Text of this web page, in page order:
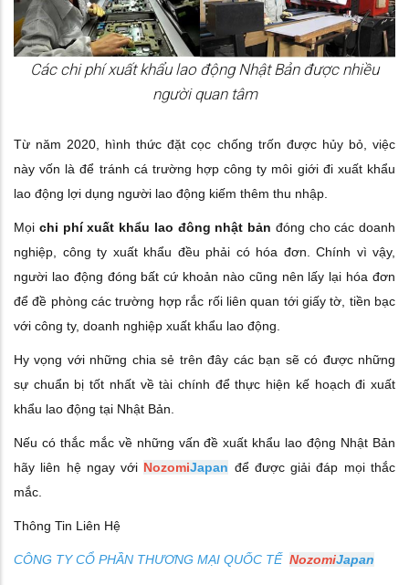
Các chi phí xuất khẩu lao động Nhật Bản được nhiều
người quan tâm
Từ năm 2020, hình thức đặt cọc chống trốn được hủy bỏ, việc
này vốn là để tránh cá trường hợp công ty môi giới đi xuất khẩu
lao động lợi dụng người lao động kiếm thêm thu nhập.
Mọi chi phí xuất khẩu lao đông nhật bản đóng cho các doanh
nghiệp, công ty xuất khẩu đều phải có hóa đơn. Chính vì vậy,
người lao động đóng bất cứ khoản nào cũng nên lấy lại hóa đơn
để đề phòng các trường hợp rắc rối liên quan tới giấy tờ, tiền bạc
với công ty, doanh nghiệp xuất khẩu lao động.
Hy vọng với những chia sẻ trên đây các bạn sẽ có được những
sự chuẩn bị tốt nhất về tài chính để thực hiện kế hoạch đi xuất
khẩu lao động tại Nhật Bản.
Nếu có thắc mắc về những vấn đề xuất khẩu lao động Nhật Bản
hãy liên hệ ngay với NozomiJapan để được giải đáp mọi thắc
mắc.
Thông Tin Liên Hệ
CÔNG TY CỔ PHẦN THƯƠNG MẠI QUỐC TẾ NozomiJapan